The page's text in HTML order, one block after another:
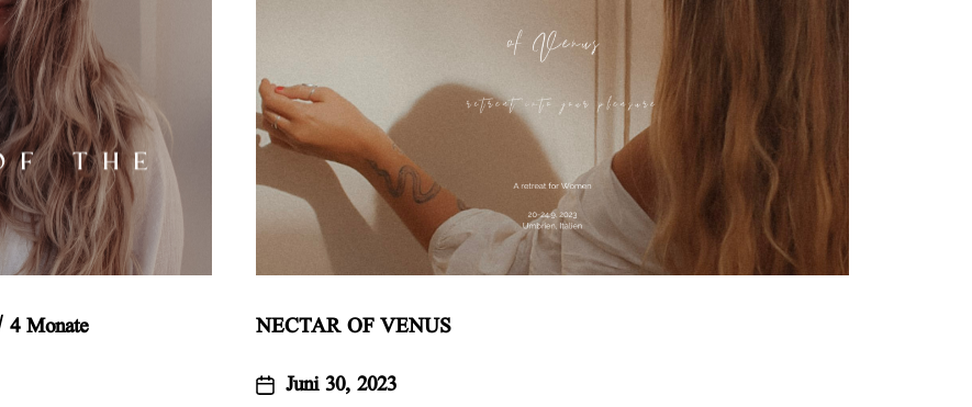
4 Monate
NECTAR OF VENUS
Juni 30, 2023